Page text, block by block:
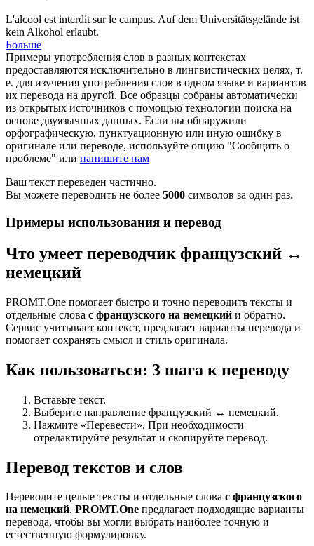
L'alcool est interdit sur le campus. Auf dem Universitätsgelände ist
kein Alkohol erlaubt.
Больше
Примеры употребления слов в разных контекстах
предоставляются исключительно в лингвистических целях, т.
е. для изучения употребления слов в одном языке и вариантов
их перевода на другой. Все образцы собраны автоматически
из открытых источников с помощью технологии поиска на
основе двуязычных данных. Если вы обнаружили
орфографическую, пунктуационную или иную ошибку в
оригинале или переводе, используйте опцию "Сообщить о
проблеме" или напишите нам
Ваш текст переведен частично.
Вы можете переводить не более 5000 символов за один раз.
Примеры использования и перевод
Что умеет переводчик французский ↔
немецкий
PROMT.One помогает быстро и точно переводить тексты и
отдельные слова с французского на немецкий и обратно.
Сервис учитывает контекст, предлагает варианты перевода и
помогает сохранять смысл и стиль оригинала.
Как пользоваться: 3 шага к переводу
Вставьте текст.
Выберите направление французский ↔ немецкий.
Нажмите «Перевести». При необходимости
отредактируйте результат и скопируйте перевод.
Перевод текстов и слов
Переводите целые тексты и отдельные слова с французского
на немецкий. PROMT.One предлагает подходящие варианты
перевода, чтобы вы могли выбрать наиболее точную и
естественную формулировку.